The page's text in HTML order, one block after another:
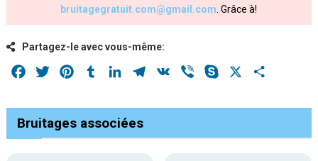
bruitagegratuit.com@gmail.com . Grâce à!
Partagez-le avec vous-même:
Facebook
Twitter PinterestTumblrLinkedInTelegram
VK Viber Skype
Bruitages associées